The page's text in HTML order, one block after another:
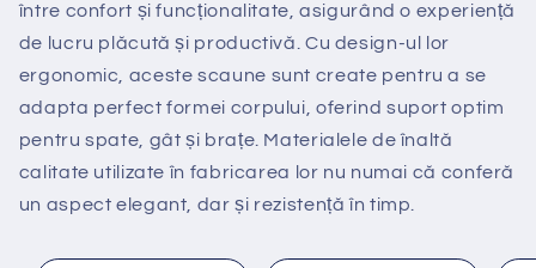
între confort și funcționalitate, asigurând o experiență
de lucru plăcută și productivă. Cu design-ul lor
ergonomic, aceste scaune sunt create pentru a se
adapta perfect formei corpului, oferind suport optim
pentru spate, gât și brațe. Materialele de înaltă
calitate utilizate în fabricarea lor nu numai că conferă
un aspect elegant, dar și rezistență în timp.